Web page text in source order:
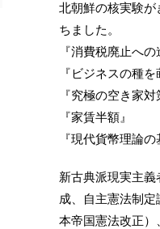
北朝鮮の核実験
ちました。
『消費税廃止への
『ビジネスの種を
『究極の空き家対
『家賃半額』
『現代貨幣理論
新古典派現実主
成、自主憲法制
本帝国憲法改正